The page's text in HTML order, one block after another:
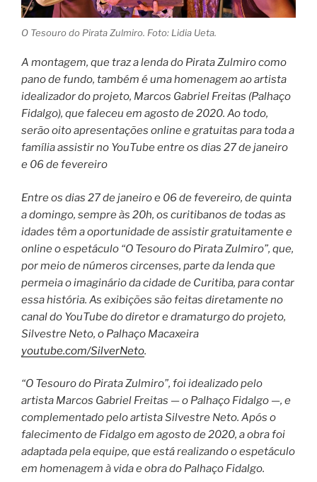
O Tesouro do Pirata Zulmiro. Foto: Lidia Ueta.
A montagem, que traz a lenda do Pirata Zulmiro como
pano de fundo, também é uma homenagem ao artista
idealizador do projeto, Marcos Gabriel Freitas (Palhaço
Fidalgo), que faleceu em agosto de 2020. Ao todo,
serão oito apresentações online e gratuitas para toda a
família assistir no YouTube entre os dias 27 de janeiro
e 06 de fevereiro
Entre os dias 27 de janeiro e 06 de fevereiro, de quinta
a domingo, sempre às 20h, os curitibanos de todas as
idades têm a oportunidade de assistir gratuitamente e
online o espetáculo “O Tesouro do Pirata Zulmiro”, que,
por meio de números circenses, parte da lenda que
permeia o imaginário da cidade de Curitiba, para contar
essa história. As exibições são feitas diretamente no
canal do YouTube do diretor e dramaturgo do projeto,
Silvestre Neto, o Palhaço Macaxeira
youtube.com/SilverNeto.
“O Tesouro do Pirata Zulmiro”, foi idealizado pelo
artista Marcos Gabriel Freitas — o Palhaço Fidalgo —, e
complementado pelo artista Silvestre Neto. Após o
falecimento de Fidalgo em agosto de 2020, a obra foi
adaptada pela equipe, que está realizando o espetáculo
em homenagem à vida e obra do Palhaço Fidalgo.